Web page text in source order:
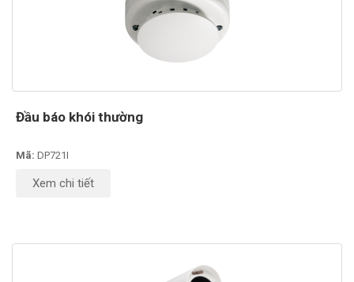
Đầu báo khói thường
Mã: DP721I
Xem chi tiết